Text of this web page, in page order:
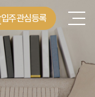
입주관심등록